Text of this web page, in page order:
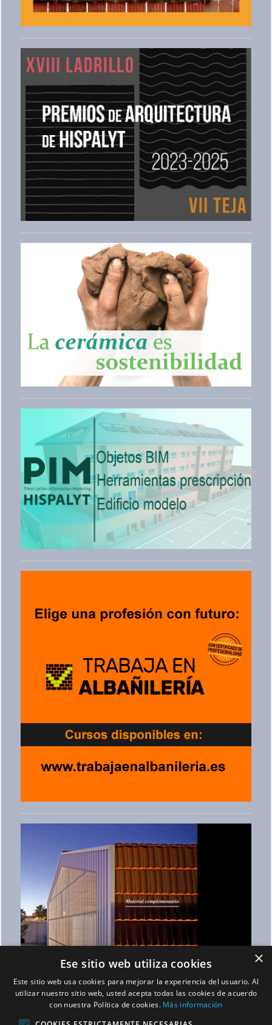
×
Ese sitio web utiliza cookies
Este sitio web usa cookies para mejorar la experiencia del usuario. Al
utilizar nuestro sitio web, usted acepta todas las cookies de acuerdo
con nuestra Política de cookies. Más información